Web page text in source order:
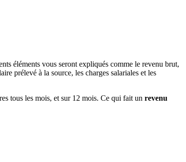
éléments vous seront expliqués comme le revenu brut,
prélevé à la source, les charges salariales et les
tous les mois, et sur 12 mois. Ce qui fait un revenu